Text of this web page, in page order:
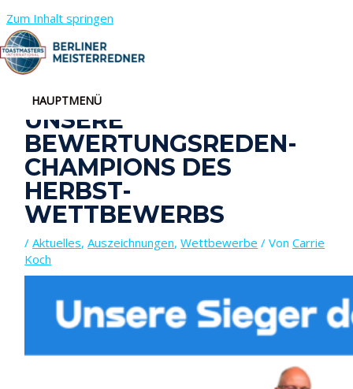
Zum Inhalt springen
HAUPTMENÜ
DIE KUNST DER KRITIK:
UNSERE
BEWERTUNGSREDEN-
CHAMPIONS DES
HERBST-
WETTBEWERBS
/Aktuelles,Auszeichnungen,Wettbewerbe / VonCarrie
Koch